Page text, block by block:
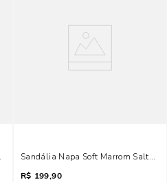
Médio Grosso
Sandália Napa Soft Marrom Salto
R$ 199,90